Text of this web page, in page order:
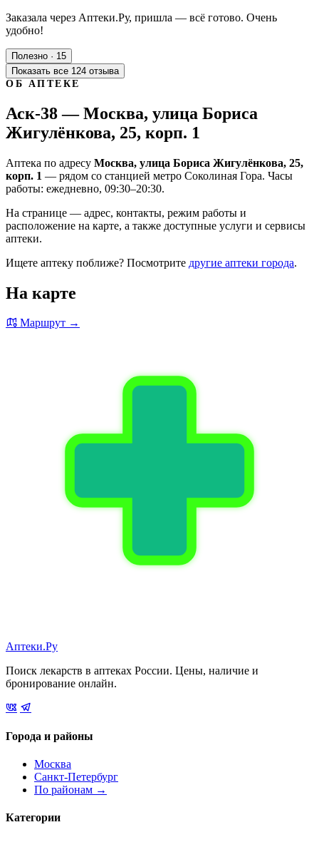
Заказала через Аптеки.Ру, пришла — всё готово. Очень
удобно!
Полезно · 15
Показать все 124 отзыва
ОБ АПТЕКЕ
Аск-38 — Москва, улица Бориса
Жигулёнкова, 25, корп. 1
Аптека по адресу Москва, улица Бориса Жигулёнкова, 25,
корп. 1 — рядом со станцией метро Соколиная Гора. Часы
работы: ежедневно, 09:30–20:30.
На странице — адрес, контакты, режим работы и
расположение на карте, а также доступные услуги и сервисы
аптеки.
Ищете аптеку поближе? Посмотрите другие аптеки города.
На карте
Маршрут →
Аптеки.Ру
Поиск лекарств в аптеках России. Цены, наличие и
бронирование онлайн.
Города и районы
Москва
Санкт-Петербург
По районам →
Категории